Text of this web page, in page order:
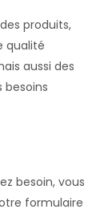
produits,
qualité
aussi des
besoins
besoin, vous
formulaire